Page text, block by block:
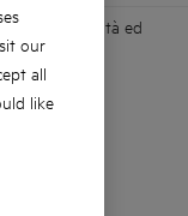
produttività ed
our
all
like